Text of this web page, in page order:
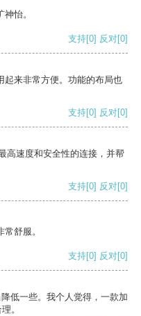
怡。
支持[0] 反对[0]
起来非常方便。功能的布局也
支持[0] 反对[0]
高速度和安全性的连接，并帮
支持[0] 反对[0]
舒服。
支持[0] 反对[0]
低一些。我个人觉得，一款加
。